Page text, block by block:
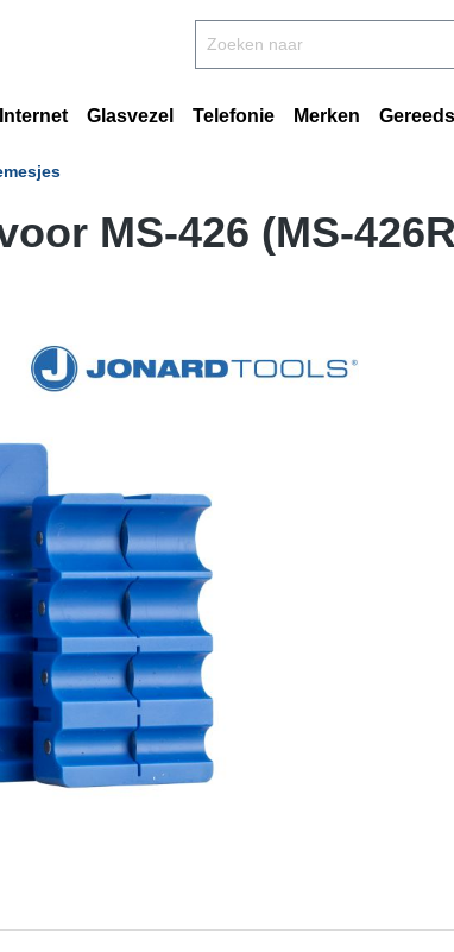
Internet Glasvezel Telefonie Merken
MS-426 (MS-